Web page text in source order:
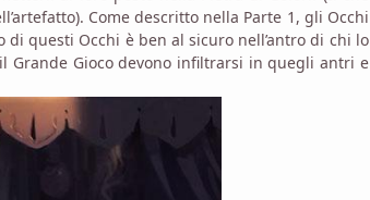
Come descritto nella Parte 1, gli Occhi
di questi Occhi è ben al sicuro nell’antro di chi lo
Grande Gioco devono infiltrarsi in quegli antri e